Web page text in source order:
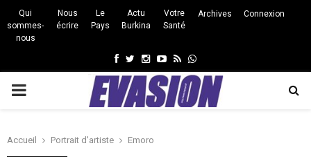
Qui
sommes-
nous
Nous
écrire
Le
Pays
Actu
Burkina
Votre
Santé
Archives Connexion
Facebook
Twitter
Instagram
Youtube
RssWhatsapp
PRIMARY
Accueil Portrait d'artiste Emoro